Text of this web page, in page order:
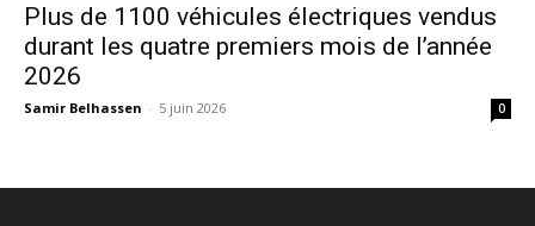
Plus de 1100 véhicules électriques vendus
durant les quatre premiers mois de l’année
2026
Samir Belhassen - 5 juin 2026 0